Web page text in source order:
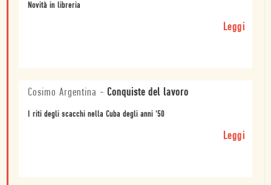
Novità in libreria
Leggi
Cosimo Argentina - Conquiste del lavoro
I riti degli scacchi nella Cuba degli anni '50
Leggi